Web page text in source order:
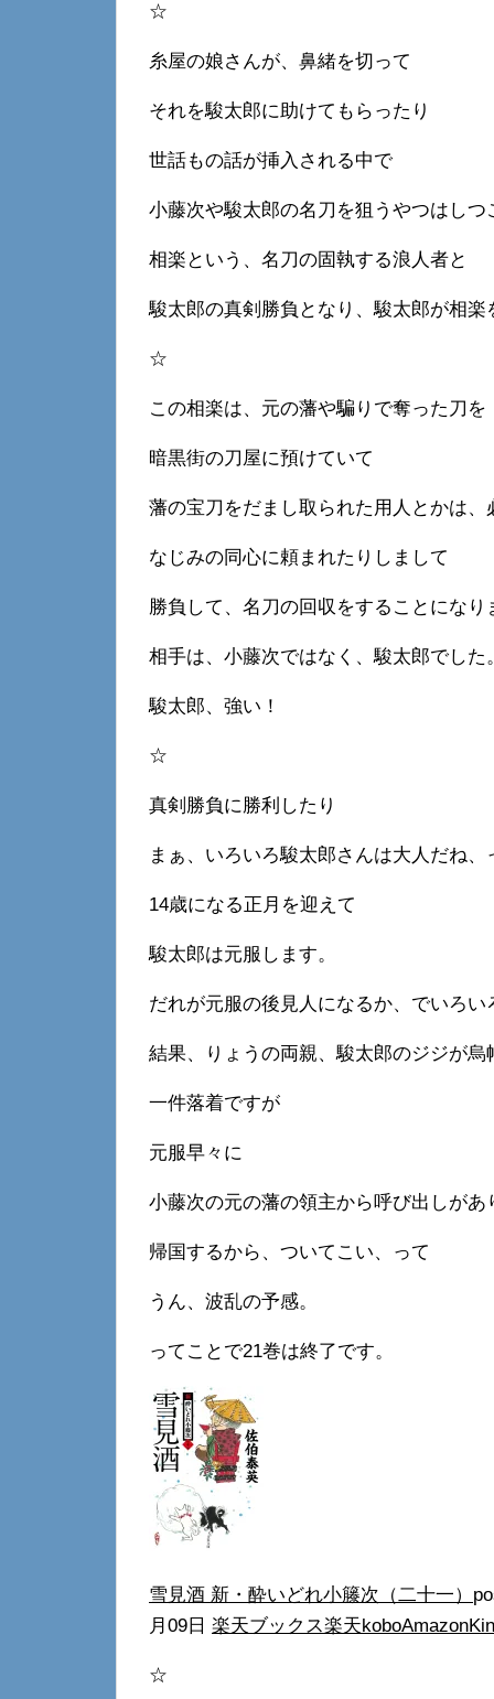
☆
糸屋の娘さんが、鼻緒を切って
それを駿太郎に助けてもらったり
世話もの話が挿入される中で
小藤次や駿太郎の名刀を狙うやつはしつ
相楽という、名刀の固執する浪人者と
駿太郎の真剣勝負となり、駿太郎が相楽
☆
この相楽は、元の藩や騙りで奪った刀を
暗黒街の刀屋に預けていて
藩の宝刀をだまし取られた用人とかは
なじみの同心に頼まれたりしまして
勝負して、名刀の回収をすることになり
相手は、小藤次ではなく、駿太郎でした
駿太郎、強い！
☆
真剣勝負に勝利したり
まぁ、いろいろ駿太郎さんは大人だね、
14歳になる正月を迎えて
駿太郎は元服します。
だれが元服の後見人になるか、でいろい
結果、りょうの両親、駿太郎のジジが烏
一件落着ですが
元服早々に
小藤次の元の藩の領主から呼び出しがあ
帰国するから、ついてこい、って
うん、波乱の予感。
ってことで21巻は終了です。
雪見酒 新・酔いどれ小籐次（二十一）
月09日 楽天ブックス楽天koboAmazon
☆